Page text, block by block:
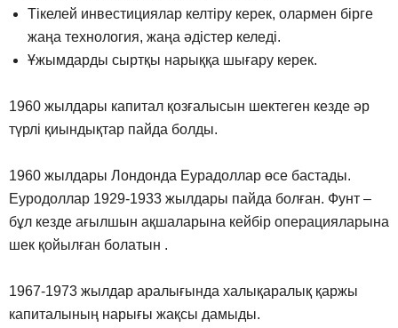
Тікелей инвестициялар келтіру керек, олармен бірге
жаңа технология, жаңа әдістер келеді.
Ұжымдарды сыртқы нарыққа шығару керек.
1960 жылдары капитал қозғалысын шектеген кезде әр
түрлі қиындықтар пайда болды.
1960 жылдары Лондонда Еурадоллар өсе бастады.
Еуродоллар 1929-1933 жылдары пайда болған. Фунт –
бұл кезде ағылшын ақшаларына кейбір операцияларына
шек қойылған болатын .
1967-1973 жылдар аралығында халықаралық қаржы
капиталының нарығы жақсы дамыды.